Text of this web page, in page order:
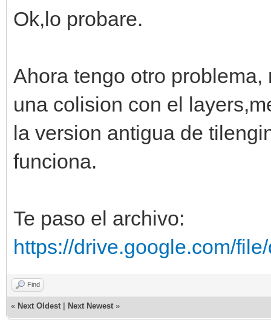
Ok,lo probare.
Ahora tengo otro
una colision con el
la version antigua de
funciona.
Te paso el archivo:
https://drive.google.com/
Find
« Next Oldest Next Newest »